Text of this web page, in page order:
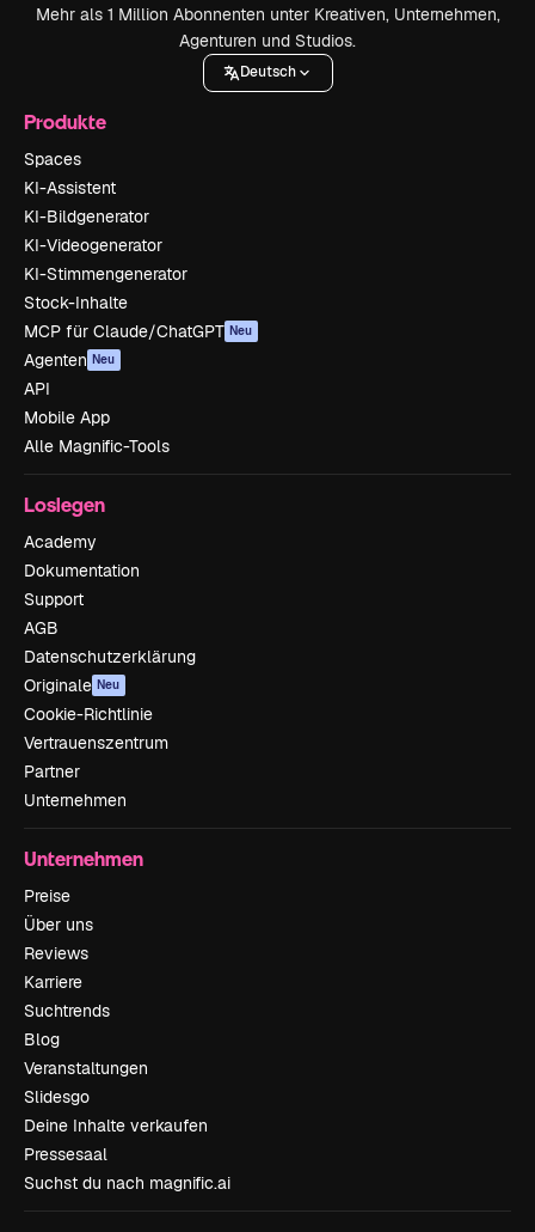
Mehr als 1 Million Abonnenten unter Kreativen, Unternehmen,
Agenturen und Studios.
Deutsch
Produkte
Spaces
KI-Assistent
KI-Bildgenerator
KI-Videogenerator
KI-Stimmengenerator
Stock-Inhalte
MCP für Claude/ChatGPT Neu
Agenten Neu
API
Mobile App
Alle Magnific-Tools
Loslegen
Academy
Dokumentation
Support
AGB
Datenschutzerklärung
Originale Neu
Cookie-Richtlinie
Vertrauenszentrum
Partner
Unternehmen
Unternehmen
Preise
Über uns
Reviews
Karriere
Suchtrends
Blog
Veranstaltungen
Slidesgo
Deine Inhalte verkaufen
Pressesaal
Suchst du nach magnific.ai